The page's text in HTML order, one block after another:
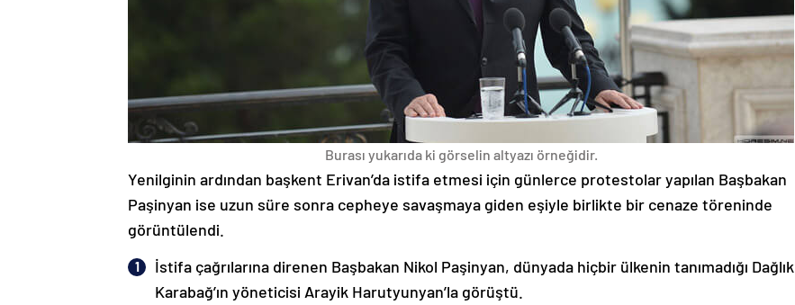
Burası yukarıda ki görselin altyazı örneğidir.
Yenilginin ardından başkent Erivan’da istifa etmesi için günlerce protestolar yapılan Başbakan
Paşinyan ise uzun süre sonra cepheye savaşmaya giden eşiyle birlikte bir cenaze töreninde
görüntülendi.
İstifa çağrılarına direnen Başbakan Nikol Paşinyan, dünyada hiçbir ülkenin tanımadığı Dağlık
Karabağ’ın yöneticisi Arayik Harutyunyan’la görüştü.